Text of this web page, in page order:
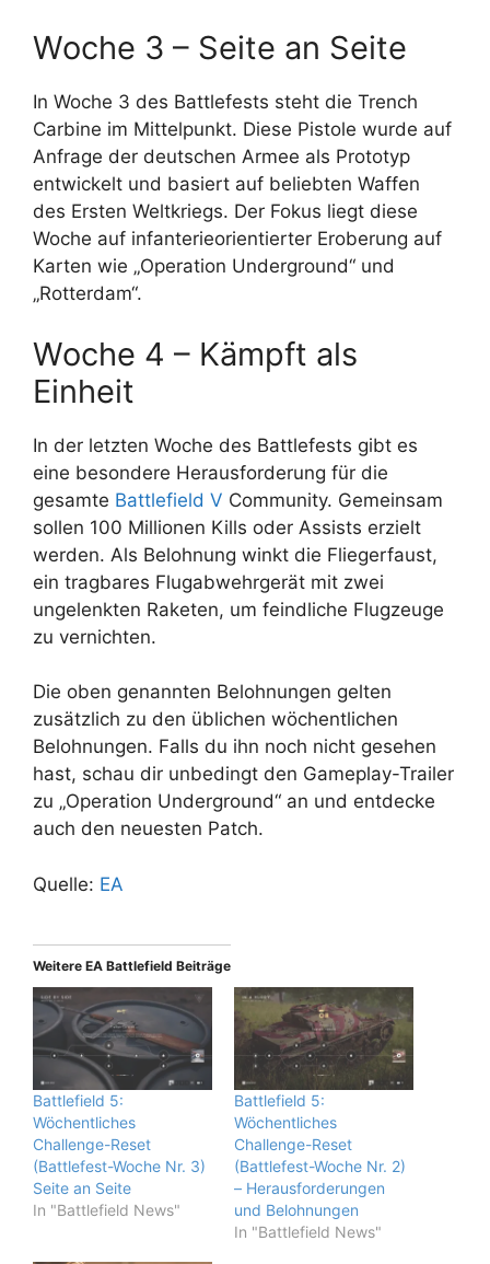
Woche 3 – Seite an Seite
In Woche 3 des Battlefests steht die Trench
Carbine im Mittelpunkt. Diese Pistole wurde auf
Anfrage der deutschen Armee als Prototyp
entwickelt und basiert auf beliebten Waffen
des Ersten Weltkriegs. Der Fokus liegt diese
Woche auf infanterieorientierter Eroberung auf
Karten wie „Operation Underground“ und
„Rotterdam“.
Woche 4 – Kämpft als
Einheit
In der letzten Woche des Battlefests gibt es
eine besondere Herausforderung für die
gesamte Battlefield V Community. Gemeinsam
sollen 100 Millionen Kills oder Assists erzielt
werden. Als Belohnung winkt die Fliegerfaust,
ein tragbares Flugabwehrgerät mit zwei
ungelenkten Raketen, um feindliche Flugzeuge
zu vernichten.
Die oben genannten Belohnungen gelten
zusätzlich zu den üblichen wöchentlichen
Belohnungen. Falls du ihn noch nicht gesehen
hast, schau dir unbedingt den Gameplay-Trailer
zu „Operation Underground“ an und entdecke
auch den neuesten Patch.
Quelle: EA
Weitere EA Battlefield Beiträge
Battlefield 5:
Wöchentliches
Challenge-Reset
(Battlefest-Woche Nr. 3)
Seite an Seite
In "Battlefield News"
Battlefield 5:
Wöchentliches
Challenge-Reset
(Battlefest-Woche Nr. 2)
– Herausforderungen
und Belohnungen
In "Battlefield News"